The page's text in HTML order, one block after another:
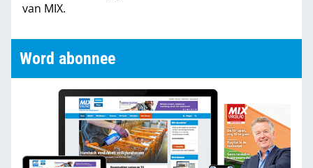
van MIX.
Word abonnee